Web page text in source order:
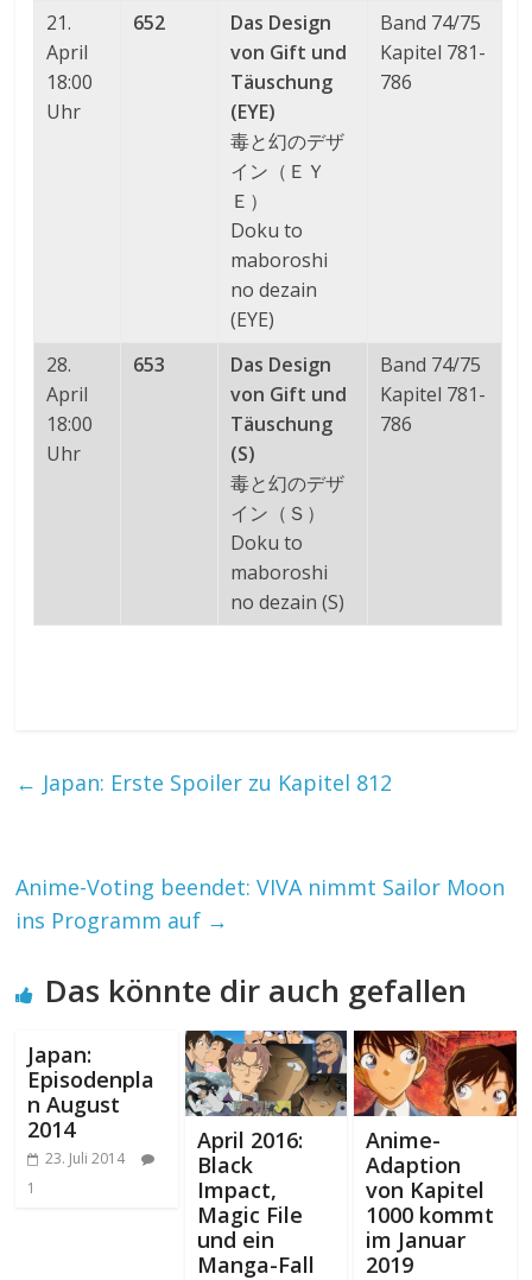
21.
April
18:00
Uhr
652
Das Design
von Gift und
Täuschung
(EYE)
毒と幻のデザ
イン（ＥＹ
Ｅ）
Doku to
maboroshi
no dezain
(EYE)
Band 74/75
Kapitel 781-
786
28.
April
18:00
Uhr
653
Das Design
von Gift und
Täuschung
(S)
毒と幻のデザ
イン（Ｓ）
Doku to
maboroshi
no dezain (S)
Band 74/75
Kapitel 781-
786
← Japan: Erste Spoiler zu Kapitel 812
Anime-Voting beendet: VIVA nimmt Sailor Moon
ins Programm auf →
Das könnte dir auch gefallen
Japan:
Episodenpla
n August
2014
23. Juli 2014
1
April 2016:
Black
Impact,
Magic File
und ein
Manga-Fall
Anime-
Adaption
von Kapitel
1000 kommt
im Januar
2019